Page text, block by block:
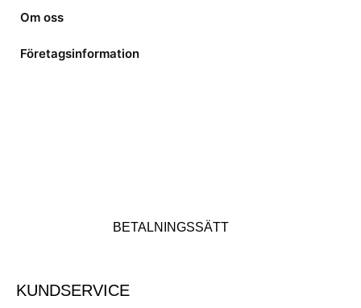
Om oss
Företagsinformation
BETALNINGSSÄTT
KUNDSERVICE